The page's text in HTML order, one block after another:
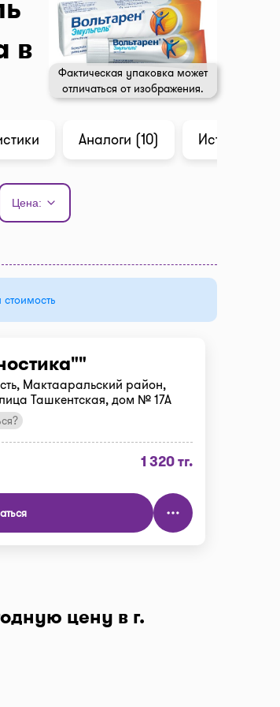
в
Фактическая упаковка может
отличаться от изображения.
Аналоги (10) История цены
Цена:
Мактааральский район,
Ташкентская, дом № 17А
1 320 тг.
цену в г.
нажмите "Фильтр", далее
Самая низкая цена в